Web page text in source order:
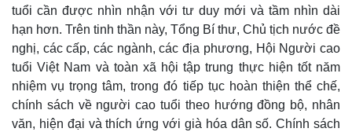
tuổi cần được nhìn nhận với tư duy mới và tầm nhìn dài
hạn hơn. Trên tinh thần này, Tổng Bí thư, Chủ tịch nước đề
nghị, các cấp, các ngành, các địa phương, Hội Người cao
tuổi Việt Nam và toàn xã hội tập trung thực hiện tốt năm
nhiệm vụ trọng tâm, trong đó tiếp tục hoàn thiện thể chế,
chính sách về người cao tuổi theo hướng đồng bộ, nhân
văn, hiện đại và thích ứng với già hóa dân số. Chính sách